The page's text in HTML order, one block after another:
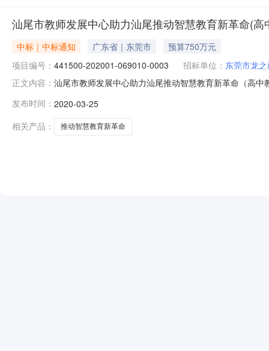
汕尾市教师发展中心助力汕尾推动智慧教育新革命(
中标｜中标通知 广东省｜东莞市
预算750万元
项目编号： 441500-202001-069010-0003 招标单位： 东莞市龙
正文内容： 汕尾市教师发展中心助力汕尾推动智慧教育新革命（高
尾采阳招标代理有限公司受汕尾市教师发展中心的委托
发布时间： 2020-03-25
相关产品：
推动智慧教育新革命